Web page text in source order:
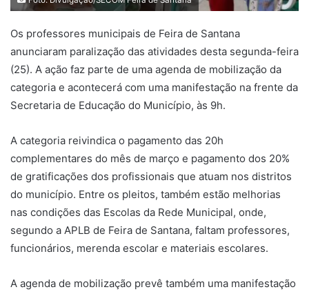
Os professores municipais de Feira de Santana
anunciaram paralização das atividades desta segunda-feira
(25). A ação faz parte de uma agenda de mobilização da
categoria e acontecerá com uma manifestação na frente da
Secretaria de Educação do Município, às 9h.
A categoria reivindica o pagamento das 20h
complementares do mês de março e pagamento dos 20%
de gratificações dos profissionais que atuam nos distritos
do município. Entre os pleitos, também estão melhorias
nas condições das Escolas da Rede Municipal, onde,
segundo a APLB de Feira de Santana, faltam professores,
funcionários, merenda escolar e materiais escolares.
A agenda de mobilização prevê também uma manifestação